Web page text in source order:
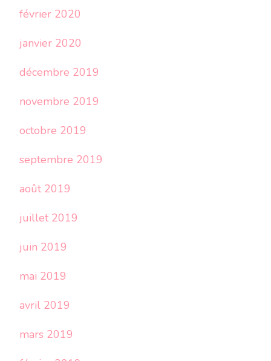
février 2020
janvier 2020
décembre 2019
novembre 2019
octobre 2019
septembre 2019
août 2019
juillet 2019
juin 2019
mai 2019
avril 2019
mars 2019